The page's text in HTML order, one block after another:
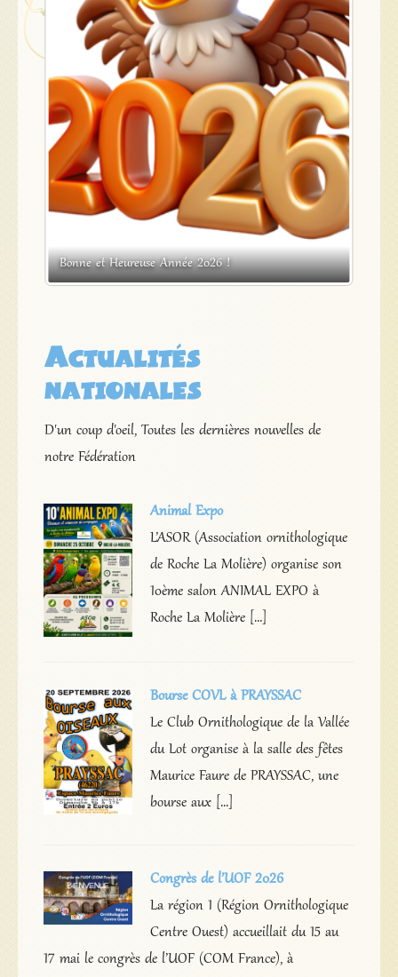
Bonne et Heureuse Année 2026 !
Actualités
nationales
D'un coup d'oeil, Toutes les dernières nouvelles de
notre Fédération
Animal Expo
L’ASOR (Association ornithologique
de Roche La Molière) organise son
10ème salon ANIMAL EXPO à
Roche La Molière […]
Bourse COVL à PRAYSSAC
Le Club Ornithologique de la Vallée
du Lot organise à la salle des fêtes
Maurice Faure de PRAYSSAC, une
bourse aux […]
Congrès de l’UOF 2026
La région 1 (Région Ornithologique
Centre Ouest) accueillait du 15 au
17 mai le congrès de l’UOF (COM France), à